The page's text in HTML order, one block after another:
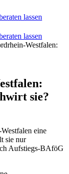
lassen
lassen
Westfalen:
sie?
eine
sie nur
Aufstiegs-BAföG